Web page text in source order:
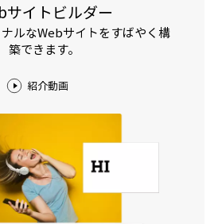
サイトビルダー
ルなWebサイトをすばやく構
築できます。
紹介動画